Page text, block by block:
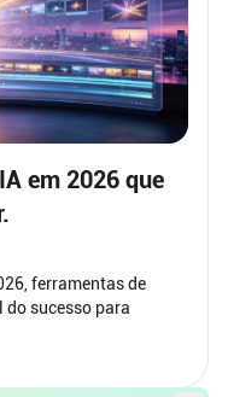
em 2026 que
ferramentas de
do sucesso para